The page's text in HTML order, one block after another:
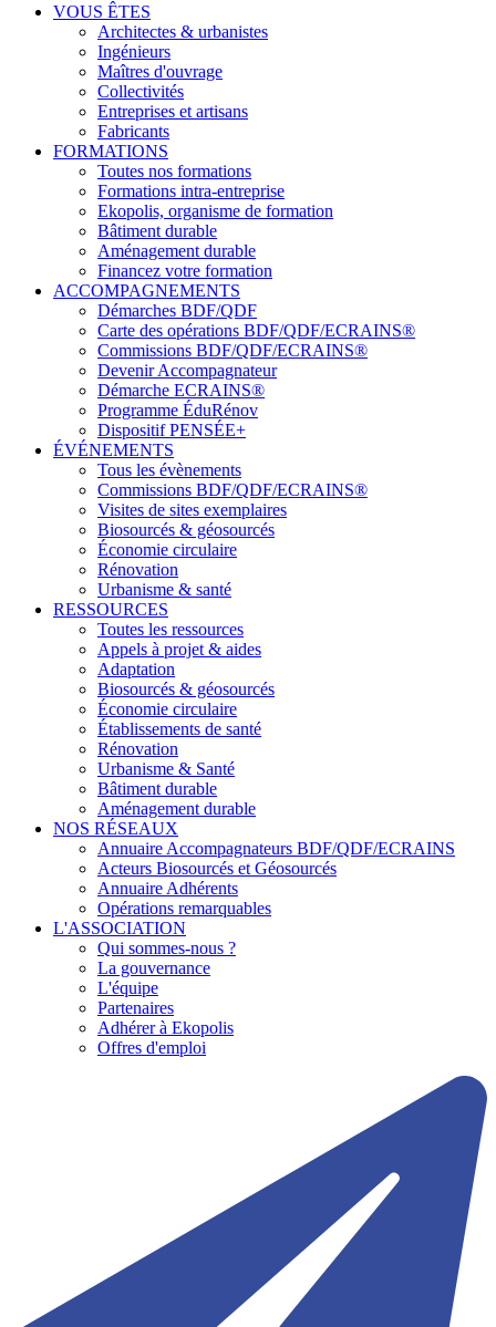
VOUS ÊTES
Architectes & urbanistes
Ingénieurs
Maîtres d'ouvrage
Collectivités
Entreprises et artisans
Fabricants
FORMATIONS
Toutes nos formations
Formations intra-entreprise
Ekopolis, organisme de formation
Bâtiment durable
Aménagement durable
Financez votre formation
ACCOMPAGNEMENTS
Démarches BDF/QDF
Carte des opérations BDF/QDF/ECRAINS®
Commissions BDF/QDF/ECRAINS®
Devenir Accompagnateur
Démarche ECRAINS®
Programme ÉduRénov
Dispositif PENSÉE+
ÉVÉNEMENTS
Tous les évènements
Commissions BDF/QDF/ECRAINS®
Visites de sites exemplaires
Biosourcés & géosourcés
Économie circulaire
Rénovation
Urbanisme & santé
RESSOURCES
Toutes les ressources
Appels à projet & aides
Adaptation
Biosourcés & géosourcés
Économie circulaire
Établissements de santé
Rénovation
Urbanisme & Santé
Bâtiment durable
Aménagement durable
NOS RÉSEAUX
Annuaire Accompagnateurs BDF/QDF/ECRAINS
Acteurs Biosourcés et Géosourcés
Annuaire Adhérents
Opérations remarquables
L'ASSOCIATION
Qui sommes-nous ?
La gouvernance
L'équipe
Partenaires
Adhérer à Ekopolis
Offres d'emploi